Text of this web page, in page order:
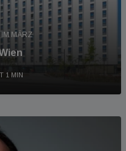
MÄRZ
1 MIN